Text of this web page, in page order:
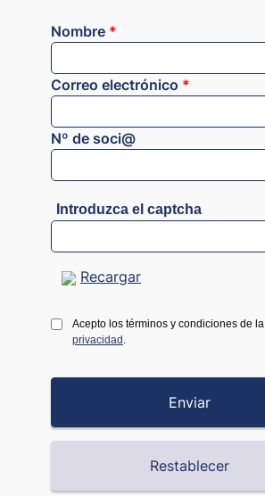
Nombre *
Correo electrónico *
Nº de soci@
Introduzca el captcha
Recargar
Acepto los términos y condiciones de la
privacidad .